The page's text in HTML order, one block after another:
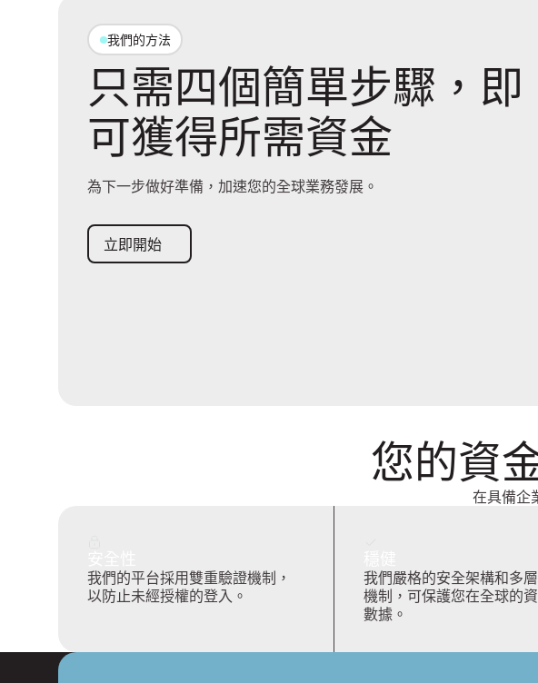
我們的方法
只需四個簡單步驟，即
可獲得所需資金
為下一步做好準備，加速您的全球業務發展。
立即開始
立即開始
您的資
在具備企
我們的平台採用雙重驗證機制，
以防止未經授權的登入。
我們嚴格的安全架構和多
機制，可保護您在全球的
數據。